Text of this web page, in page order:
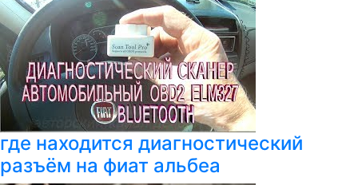
где находится диагностический
разъём на фиат альбеа